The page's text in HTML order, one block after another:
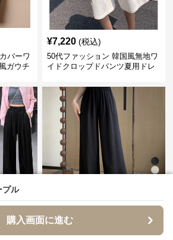
プル
購入画面に進む
プル
購入画面に進む
バーワ
ガウチ
¥7,220 (税込)
50代ファッション 韓国風無地ワ
イドクロップドパンツ夏用ドレ
ったり
涼感ゴ
¥4,540 (税込)
50代ファッション 綿麻ワイドパ
たりロング